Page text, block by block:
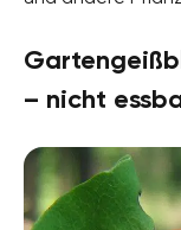
– nicht